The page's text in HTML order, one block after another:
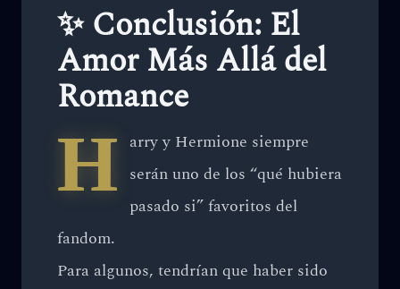
✨ Conclusión: El
Amor Más Allá del
Romance
H arry y Hermione siempre
serán uno de los “qué hubiera
pasado si” favoritos del
fandom.
Para algunos, tendrían que haber sido